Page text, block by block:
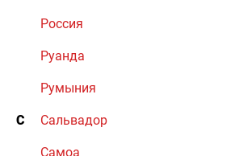
Россия
Руанда
Румыния
С Сальвадор
Самоа